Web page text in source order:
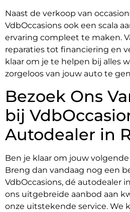
Naast de verkoop van
VdbOccasions ook een scala
ervaring compleet te maken.
reparaties tot financiering en
klaar om je te helpen bij alles
zorgeloos van jouw auto te
Bezoek Ons
bij
Autodealer in
Ben je klaar om jouw
Breng dan vandaag nog een
VdbOccasions, dé autodealer
ons uitgebreide aanbod aan
onze uitstekende service. We